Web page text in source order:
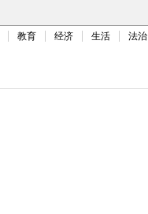
教育 经济 生活 法治